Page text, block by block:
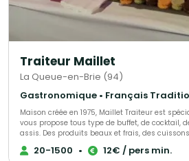
Traiteur Maillet
La Queue-en-Brie (94)
Maison créée en 1975, Maillet Traiteur est
vous propose tous type de buffet, de cocktail,
assis. Des produits beaux et frais, des cuissons et assaisonnements
adaptés, le tout fait maison par notre chef de
Recettes élégantes, parfois oubliées et
20-1500 • 12€ / pers min.